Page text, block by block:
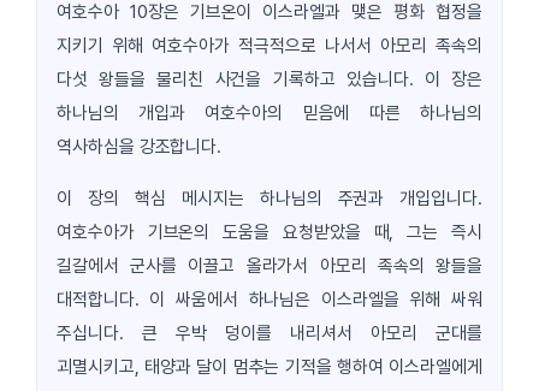
여호수아 10장은 기브온이 이스라엘과 맺은 평화 협정을
지키기 위해 여호수아가 적극적으로 나서서 아모리 족속의
다섯 왕들을 물리친 사건을 기록하고 있습니다. 이 장은
하나님의 개입과 여호수아의 믿음에 따른 하나님의
역사하심을 강조합니다.
이 장의 핵심 메시지는 하나님의 주권과 개입입니다.
여호수아가 기브온의 도움을 요청받았을 때, 그는 즉시
길갈에서 군사를 이끌고 올라가서 아모리 족속의 왕들을
대적합니다. 이 싸움에서 하나님은 이스라엘을 위해 싸워
주십니다. 큰 우박 덩이를 내리셔서 아모리 군대를
괴멸시키고, 태양과 달이 멈추는 기적을 행하여 이스라엘에게